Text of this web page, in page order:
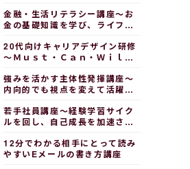
金融・生活リテラシー講座～お
金の基礎知識を学び、ライフプ
20代向けキャリアデザイン研修
～Ｍｕｓｔ・Ｃａｎ・Ｗｉｌｌ
付き）
強みを活かす主体性発揮講座～
内向的でも視点を変えて活躍す
若手社員講座～経験学習サイク
ルを回し、自己成長を加速させ
12分でわかる相手にとって読み
やすいEメールの書き方講座